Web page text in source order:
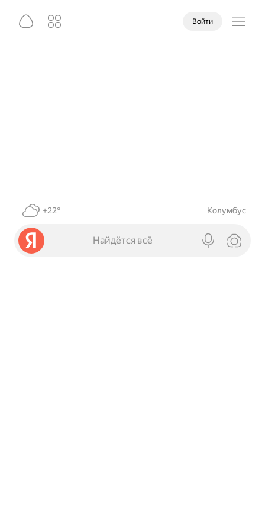
Войти
+22° Колумбус
Найдётся всё